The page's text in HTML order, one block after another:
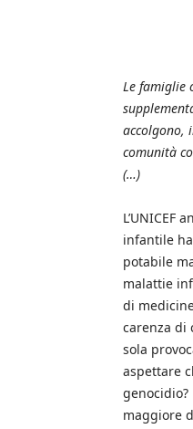
Le famiglie
accolgono,
comunità
(…)
L’UNICEF
infantile
potabile
malattie
di
carenza di
sola
aspettare
genocidio?
maggiore